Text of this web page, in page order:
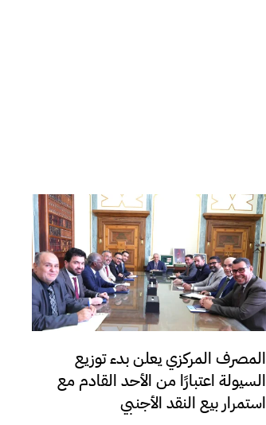
المصرف المركزي يعلن بدء توزيع
السيولة اعتبارًا من الأحد القادم مع
استمرار بيع النقد الأجنبي